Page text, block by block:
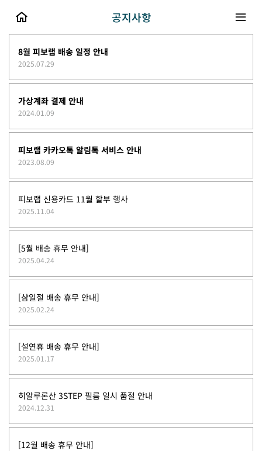
공지사항
8월 피보랩 배송 일정 안내
2025.07.29
가상계좌 결제 안내
2024.01.09
피보랩 카카오톡 알림톡 서비스 안내
2023.08.09
피보랩 신용카드 11월 할부 행사
2025.11.04
[5월 배송 휴무 안내]
2025.04.24
[삼일절 배송 휴무 안내]
2025.02.24
[설연휴 배송 휴무 안내]
2025.01.17
히알루론산 3STEP 필름 일시 품절 안내
2024.12.31
[12월 배송 휴무 안내]